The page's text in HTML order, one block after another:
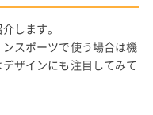
します。
スポーツで使う場合は機
ザインにも注目してみて